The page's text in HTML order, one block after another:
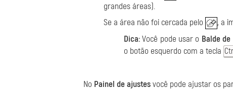
grandes áreas).
Se a área não foi cercada pelo
, a
Dica:Você pode usar o Balde
o botão esquerdo com a tecla
No Painel de ajustesvocê pode ajustar os